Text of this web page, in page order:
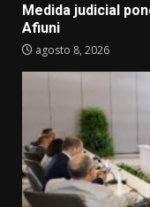
Medida judicial
Afiuni
agosto 8, 2026